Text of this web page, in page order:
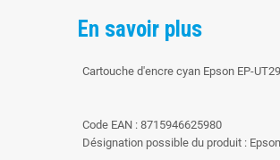
En savoir plus
Cartouche d'encre cyan Epson EP-
Code EAN : 8715946625980
Désignation possible du produit :